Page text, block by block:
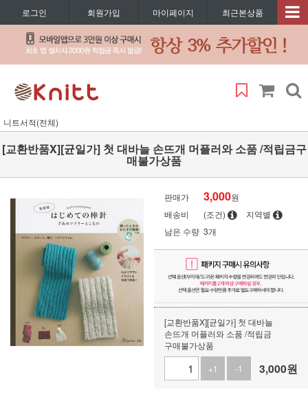
로그인 회원가입 마이페이지 최근본상품
니트서적(전체)
[교환반품X][균일가] 첫 대바늘 손뜨개 머플러와 소품 /적립금구
매불가상품
판매가 3,000원
배송비
(조건)
지역별
남은 수량 3개
[교환반품X][균일가] 첫 대바늘
손뜨개 머플러와 소품 /적립금
구매불가상품
+1
-1 3,000원